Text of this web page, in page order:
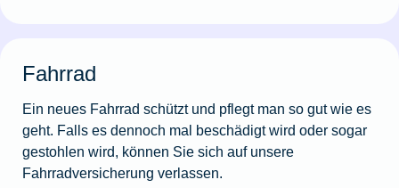
Fahrrad
Ein neues Fahrrad schützt und pflegt man so gut wie es
geht. Falls es dennoch mal beschädigt wird oder sogar
gestohlen wird, können Sie sich auf unsere
Fahrradversicherung verlassen.